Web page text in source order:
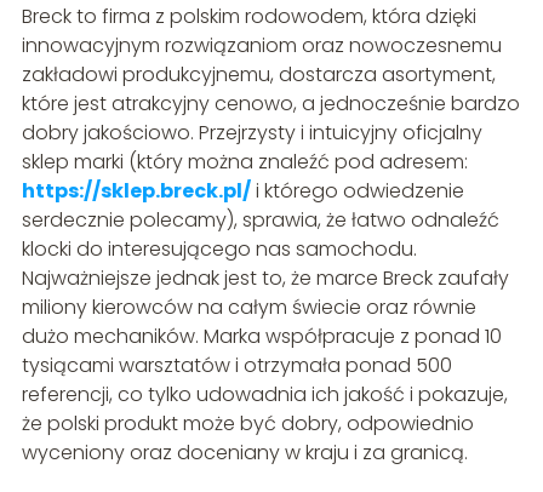
Breck to firma z polskim rodowodem, która dzięki
innowacyjnym rozwiązaniom oraz nowoczesnemu
zakładowi produkcyjnemu, dostarcza asortyment,
które jest atrakcyjny cenowo, a jednocześnie bardzo
dobry jakościowo. Przejrzysty i intuicyjny oficjalny
sklep marki (który można znaleźć pod adresem:
https://sklep.breck.pl/i którego odwiedzenie
serdecznie polecamy), sprawia, że łatwo odnaleźć
klocki do interesującego nas samochodu.
Najważniejsze jednak jest to, że marce Breck zaufały
miliony kierowców na całym świecie oraz równie
dużo mechaników. Marka współpracuje z ponad 10
tysiącami warsztatów i otrzymała ponad 500
referencji, co tylko udowadnia ich jakość i pokazuje,
że polski produkt może być dobry, odpowiednio
wyceniony oraz doceniany w kraju i za granicą.